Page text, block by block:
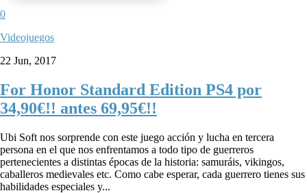
0
Videojuegos
22 Jun, 2017
For Honor Standard Edition PS4 por
34,90€!! antes 69,95€!!
Ubi Soft nos sorprende con este juego acción y lucha en tercera
persona en el que nos enfrentamos a todo tipo de guerreros
pertenecientes a distintas épocas de la historia: samuráis, vikingos,
caballeros medievales etc. Como cabe esperar, cada guerrero tienes sus
habilidades especiales y...